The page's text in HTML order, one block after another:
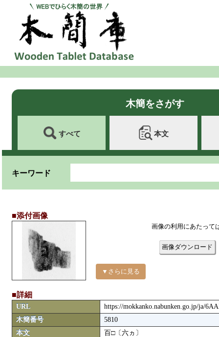
木簡をさがす
すべて 本文
キーワード
■添付画像
▼さらに見る
画像の利用にあたって
画像ダウンロード
■詳細
URL
https://mokkanko.nabunken.go.jp/ja/
木簡番号
5810
本文
百□〔六ヵ〕